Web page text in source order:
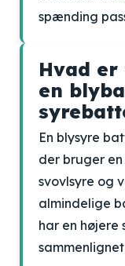
spænding
Hvad
en
En blysyre
der bruger
svovlsyre og
almindelige
har en